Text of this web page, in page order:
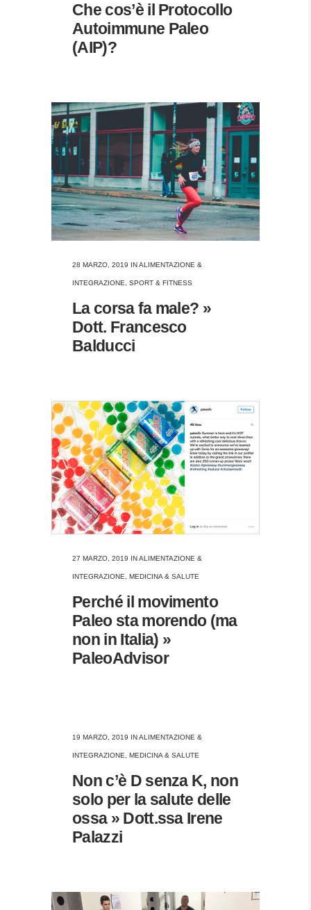
Che cos’è il Protocollo
Autoimmune Paleo
(AIP)?
28 MARZO, 2019 INALIMENTAZIONE &
INTEGRAZIONE SPORT & FITNESS
La corsa fa male? »
Dott. Francesco
Balducci
27 MARZO, 2019 INALIMENTAZIONE &
INTEGRAZIONE MEDICINA & SALUTE
Perché il movimento
Paleo sta morendo (ma
non in Italia) »
PaleoAdvisor
19 MARZO, 2019 INALIMENTAZIONE &
INTEGRAZIONE MEDICINA & SALUTE
Non c’è D senza K, non
solo per la salute delle
ossa » Dott.ssa Irene
Palazzi